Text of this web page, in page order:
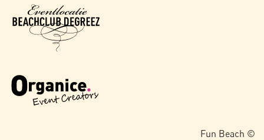
Fun Beach ©